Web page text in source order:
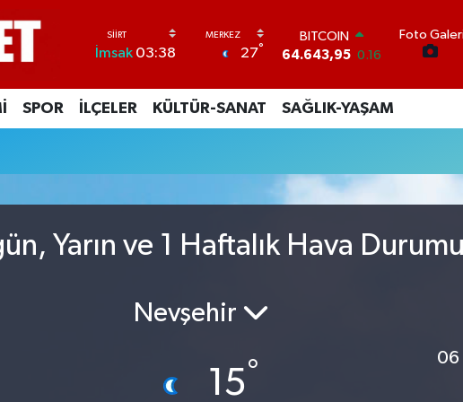
İmsak03:38 27°
BITCOIN
64.643,95 0.16
47,6006 0.06
EURO
55,0250 0.02
GRAM ALTIN
6500.87 0.12
13.799 70
Foto
SPOR İLÇELER KÜLTÜR-SANAT SAĞLIK-YAŞAM
Yarın ve 1 Haftalık Hava
Nevşehir
15°
06